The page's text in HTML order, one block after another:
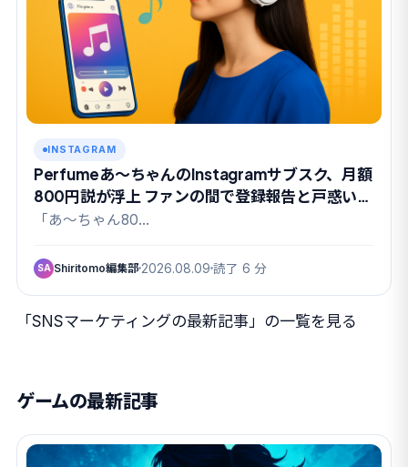
INSTAGRAM
Perfumeあ〜ちゃんのInstagramサブスク、月額
800円説が浮上 ファンの間で登録報告と戸惑いが
交錯
「あ〜ちゃん80…
SA Shiritomo編集部 2026.08.09 読了 6 分
「SNSマーケティングの最新記事」の一覧を見る
ゲームの最新記事